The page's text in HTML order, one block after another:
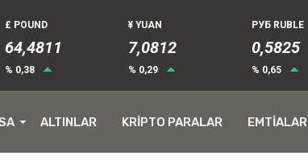
£ POUND
64,4811
% 0,38
¥ YUAN
7,0812
% 0,29
РУБ RUBLE
0,5825
% 0,65
ALTINLAR KRİPTO PARALAR EMTİALAR